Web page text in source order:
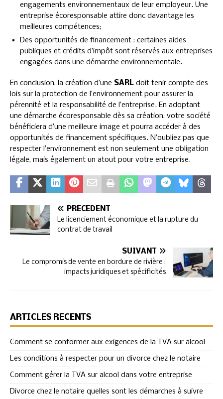
engagements environnementaux de leur employeur. Une
entreprise écoresponsable attire donc davantage les
meilleures compétences;
Des opportunités de financement : certaines aides
publiques et crédits d’impôt sont réservés aux entreprises
engagées dans une démarche environnementale.
En conclusion, la création d’une SARL doit tenir compte des
lois sur la protection de l’environnement pour assurer la
pérennité et la responsabilité de l’entreprise. En adoptant
une démarche écoresponsable dès sa création, votre société
bénéficiera d’une meilleure image et pourra accéder à des
opportunités de financement spécifiques. N’oubliez pas que
respecter l’environnement est non seulement une obligation
légale, mais également un atout pour votre entreprise.
PRÉCÉDENT
Le licenciement économique et la rupture du
contrat de travail
SUIVANT
Le compromis de vente en bordure de rivière :
impacts juridiques et spécificités
ARTICLES RÉCENTS
Comment se conformer aux exigences de la TVA sur alcool
Les conditions à respecter pour un divorce chez le notaire
Comment gérer la TVA sur alcool dans votre entreprise
Divorce chez le notaire quelles sont les démarches à suivre